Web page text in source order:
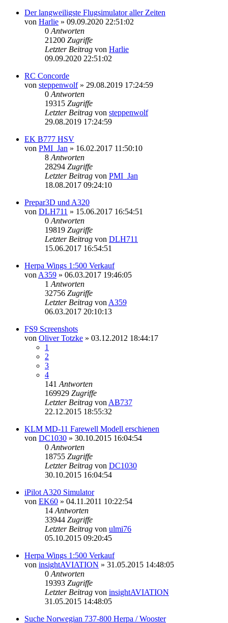
Der langweiligste Flugsimulator aller Zeiten
von Harlie » 09.09.2020 22:51:02
0 Antworten
21200 Zugriffe
Letzter Beitrag von Harlie
09.09.2020 22:51:02
RC Concorde
von steppenwolf» 29.08.2019 17:24:59
0 Antworten
19315 Zugriffe
Letzter Beitrag von steppenwolf
29.08.2019 17:24:59
EK B777 HSV
von PMI_Jan » 16.02.2017 11:50:10
8 Antworten
28294 Zugriffe
Letzter Beitrag von PMI_Jan
18.08.2017 09:24:10
Prepar3D und A320
von DLH711 » 15.06.2017 16:54:51
0 Antworten
19819 Zugriffe
Letzter Beitrag von DLH711
15.06.2017 16:54:51
Herpa Wings 1:500 Verkauf
von A359 » 06.03.2017 19:46:05
1 Antworten
32756 Zugriffe
Letzter Beitrag von A359
06.03.2017 20:10:13
FS9 Screenshots
von Oliver Totzke » 03.12.2012 18:44:17
1
2
3
4
141 Antworten
169929 Zugriffe
Letzter Beitrag von AB737
22.12.2015 18:55:32
KLM MD-11 Farewell Modell erschienen
von DC1030 » 30.10.2015 16:04:54
0 Antworten
18755 Zugriffe
Letzter Beitrag von DC1030
30.10.2015 16:04:54
iPilot A320 Simulator
von EK60 » 04.11.2011 10:22:54
14 Antworten
33944 Zugriffe
Letzter Beitrag von ulmi76
05.10.2015 09:20:45
Herpa Wings 1:500 Verkauf
von insightAVIATION » 31.05.2015 14:48:05
0 Antworten
19393 Zugriffe
Letzter Beitrag von insightAVIATION
31.05.2015 14:48:05
Suche Norwegian 737-800 Herpa / Wooster